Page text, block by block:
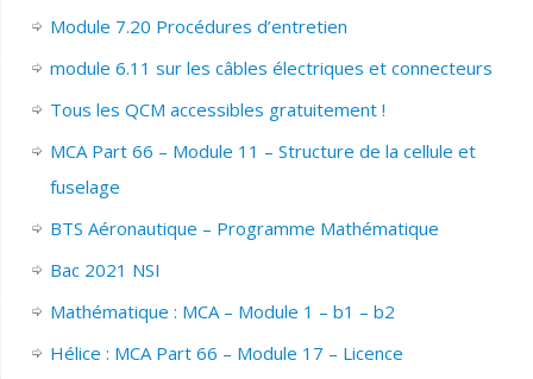
Module 7.20 Procédures d’entretien
module 6.11 sur les câbles électriques et connecteurs
Tous les QCM accessibles gratuitement !
MCA Part 66 – Module 11 – Structure de la cellule et
fuselage
BTS Aéronautique – Programme Mathématique
Bac 2021 NSI
Mathématique : MCA – Module 1 – b1 – b2
Hélice : MCA Part 66 – Module 17 – Licence